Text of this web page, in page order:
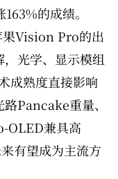
的成绩。
Vision Pro的出
光学、显示模组
成熟度直接影响
Pancake重量、
OLED兼具高
有望成为主流方